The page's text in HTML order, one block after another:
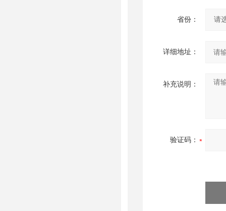
省份：
详细地址：
补充说明：
验证码：